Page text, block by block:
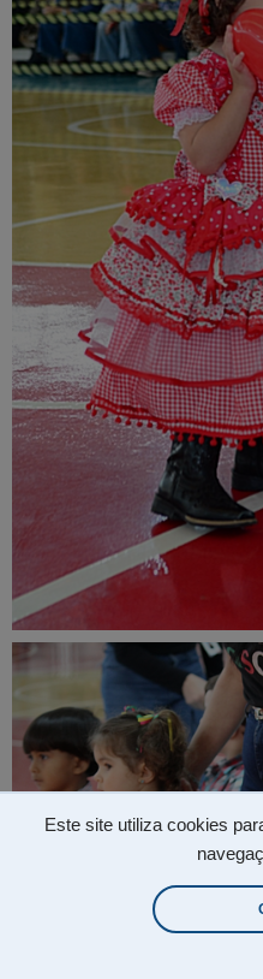
Este site utiliza cookies